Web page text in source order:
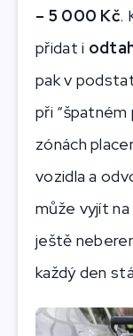
– 5 000 Kč.
přidat i
pak v
při “špatném
zónách
vozidla a
může vyjít
ještě
každý den